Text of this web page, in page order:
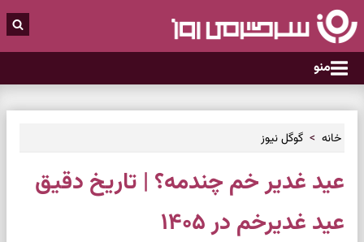
منو
خانه گوگل نیوز
عید غدیر خم چندمه؟ | تاریخ دقیق
عید غدیرخم در ۱۴۰۵